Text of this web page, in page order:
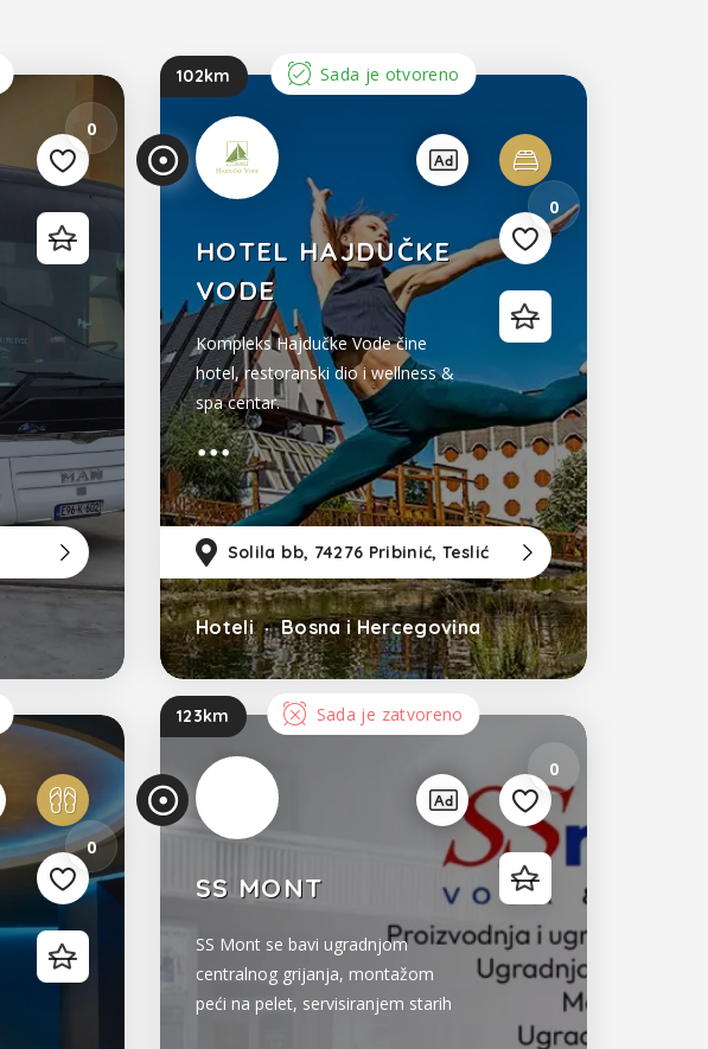
2
37km od Tuzla
0
od Sarajevo 17km od Tuzla
102km Sada je otvoreno
0
HOTEL HAJDUČKE
VODE
Kompleks Hajdučke Vode čine
hotel, restoranski dio i wellness &
spa centar.
Solila bb, 74276 Pribinić, Teslić
Hoteli Bosna i Hercegovina
0
123km Sada je zatvoreno
0
SS MONT
SS Mont se bavi ugradnjom
centralnog grijanja, montažom
peći na pelet, servisiranjem starih